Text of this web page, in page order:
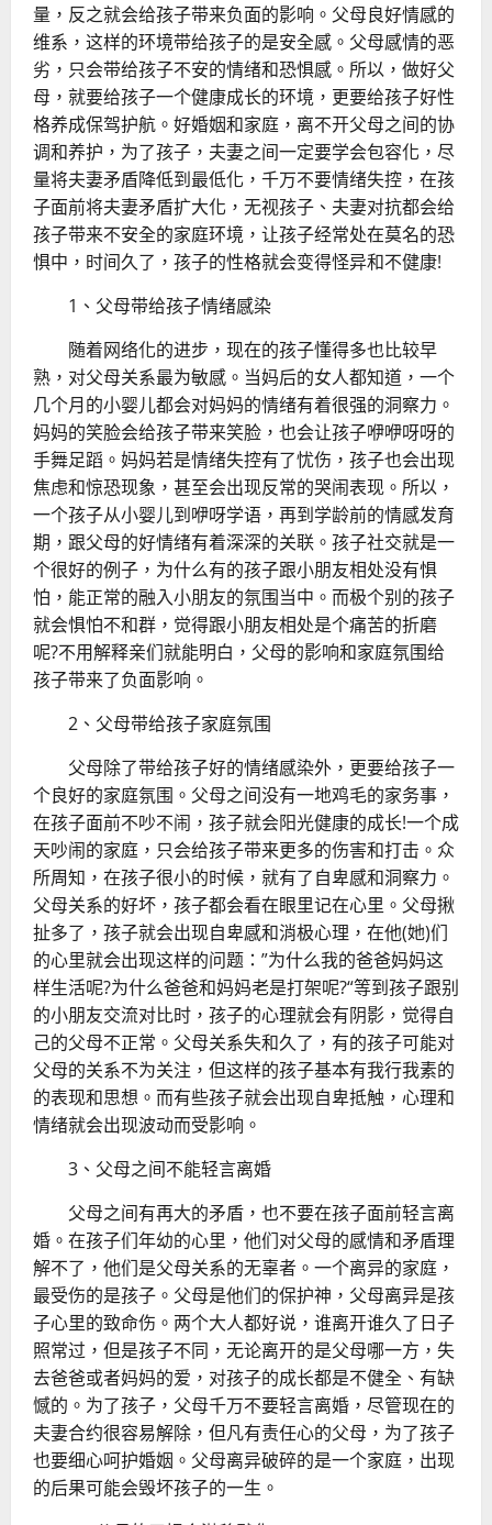
量，反之就会给孩子带来负面的影响。父母良好情感的
维系，这样的环境带给孩子的是安全感。父母感情的恶
劣，只会带给孩子不安的情绪和恐惧感。所以，做好父
母，就要给孩子一个健康成长的环境，更要给孩子好性
格养成保驾护航。好婚姻和家庭，离不开父母之间的协
调和养护，为了孩子，夫妻之间一定要学会包容化，尽
量将夫妻矛盾降低到最低化，千万不要情绪失控，在孩
子面前将夫妻矛盾扩大化，无视孩子、夫妻对抗都会给
孩子带来不安全的家庭环境，让孩子经常处在莫名的恐
惧中，时间久了，孩子的性格就会变得怪异和不健康!
1、父母带给孩子情绪感染
随着网络化的进步，现在的孩子懂得多也比较早
熟，对父母关系最为敏感。当妈后的女人都知道，一个
几个月的小婴儿都会对妈妈的情绪有着很强的洞察力。
妈妈的笑脸会给孩子带来笑脸，也会让孩子咿咿呀呀的
手舞足蹈。妈妈若是情绪失控有了忧伤，孩子也会出现
焦虑和惊恐现象，甚至会出现反常的哭闹表现。所以，
一个孩子从小婴儿到咿呀学语，再到学龄前的情感发育
期，跟父母的好情绪有着深深的关联。孩子社交就是一
个很好的例子，为什么有的孩子跟小朋友相处没有惧
怕，能正常的融入小朋友的氛围当中。而极个别的孩子
就会惧怕不和群，觉得跟小朋友相处是个痛苦的折磨
呢?不用解释亲们就能明白，父母的影响和家庭氛围给
孩子带来了负面影响。
2、父母带给孩子家庭氛围
父母除了带给孩子好的情绪感染外，更要给孩子一
个良好的家庭氛围。父母之间没有一地鸡毛的家务事，
在孩子面前不吵不闹，孩子就会阳光健康的成长!一个成
天吵闹的家庭，只会给孩子带来更多的伤害和打击。众
所周知，在孩子很小的时候，就有了自卑感和洞察力。
父母关系的好坏，孩子都会看在眼里记在心里。父母揪
扯多了，孩子就会出现自卑感和消极心理，在他(她)们
的心里就会出现这样的问题：”为什么我的爸爸妈妈这
样生活呢?为什么爸爸和妈妈老是打架呢?“等到孩子跟别
的小朋友交流对比时，孩子的心理就会有阴影，觉得自
己的父母不正常。父母关系失和久了，有的孩子可能对
父母的关系不为关注，但这样的孩子基本有我行我素的
的表现和思想。而有些孩子就会出现自卑抵触，心理和
情绪就会出现波动而受影响。
3、父母之间不能轻言离婚
父母之间有再大的矛盾，也不要在孩子面前轻言离
婚。在孩子们年幼的心里，他们对父母的感情和矛盾理
解不了，他们是父母关系的无辜者。一个离异的家庭，
最受伤的是孩子。父母是他们的保护神，父母离异是孩
子心里的致命伤。两个大人都好说，谁离开谁久了日子
照常过，但是孩子不同，无论离开的是父母哪一方，失
去爸爸或者妈妈的爱，对孩子的成长都是不健全、有缺
憾的。为了孩子，父母千万不要轻言离婚，尽管现在的
夫妻合约很容易解除，但凡有责任心的父母，为了孩子
也要细心呵护婚姻。父母离异破碎的是一个家庭，出现
的后果可能会毁坏孩子的一生。